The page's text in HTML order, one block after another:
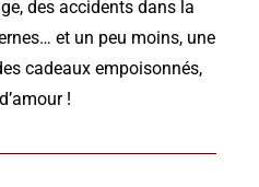
des accidents dans la
et un peu moins, une
cadeaux empoisonnés,
!